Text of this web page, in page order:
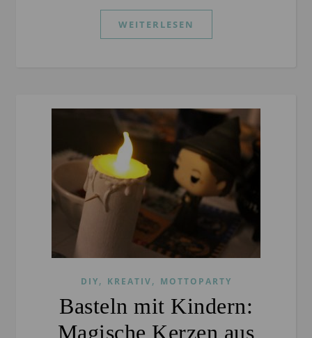
WEITERLESEN
DIY, KREATIV, MOTTOPARTY
Basteln mit Kindern:
Magische Kerzen aus